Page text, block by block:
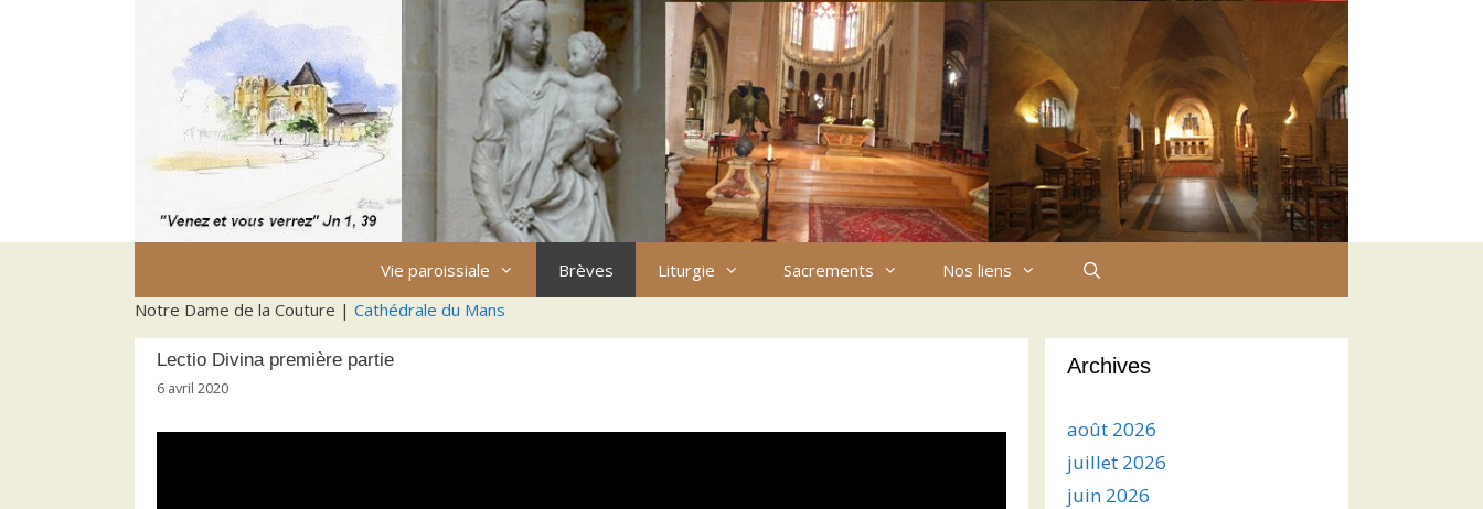
Vie paroissiale Brèves Liturgie Sacrements
Nos liens
Notre Dame de la Couture | Cathédrale du Mans
Lectio Divina première partie
6 avril 2020
Archives
août 2026
juillet 2026
juin 2026